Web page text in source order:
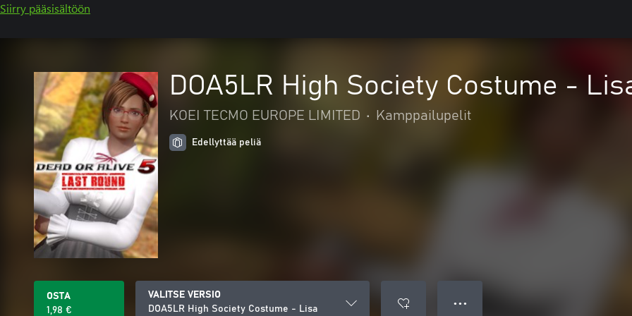
Siirry pääsisältöön
DOA5LR High Society Costume -
KOEI TECMO EUROPE LIMITED • Kamppailupelit
Edellyttää peliä
OSTA
1,98 €
VALITSE VERSIO
DOA5LR High Society Costume - Lisa
● ● ●